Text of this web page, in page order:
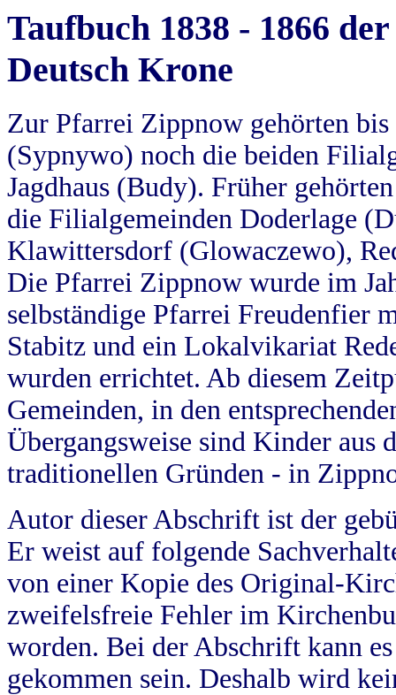
Taufbuch 1838 - 1866
Deutsch Krone
Zur Pfarrei Zippnow gehörten
(Sypnywo) noch die beiden
Jagdhaus (Budy). Früher
die Filialgemeinden Doderlage
Klawittersdorf (Glowaczewo),
Die Pfarrei Zippnow wurde im
selbständige Pfarrei Freudenfier
Stabitz und ein Lokalvikariat
wurden errichtet. Ab diesem
Gemeinden, in den
Übergangsweise sind Kinder aus
traditionellen Gründen - in
Autor dieser Abschrift ist der
Er weist auf folgende
von einer Kopie des Original-
zweifelsfreie Fehler im
worden. Bei der Abschrift kann
gekommen sein. Deshalb wird